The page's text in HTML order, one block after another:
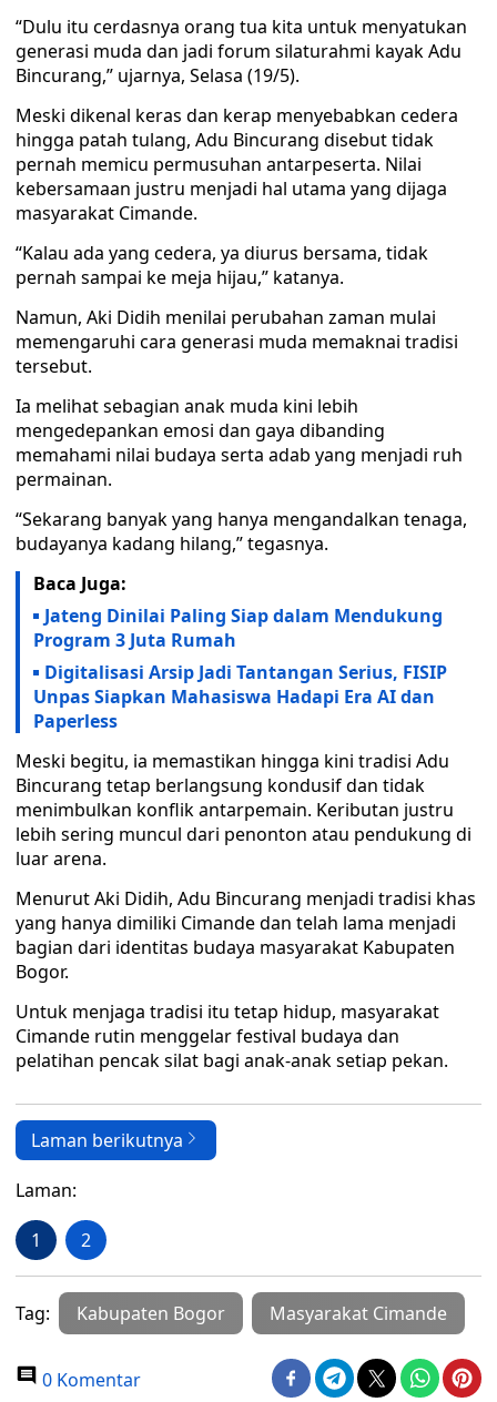
“Dulu itu cerdasnya orang tua kita untuk menyatukan
generasi muda dan jadi forum silaturahmi kayak Adu
Bincurang,” ujarnya, Selasa (19/5).
Meski dikenal keras dan kerap menyebabkan cedera
hingga patah tulang, Adu Bincurang disebut tidak
pernah memicu permusuhan antarpeserta. Nilai
kebersamaan justru menjadi hal utama yang dijaga
masyarakat Cimande.
“Kalau ada yang cedera, ya diurus bersama, tidak
pernah sampai ke meja hijau,” katanya.
Namun, Aki Didih menilai perubahan zaman mulai
memengaruhi cara generasi muda memaknai tradisi
tersebut.
Ia melihat sebagian anak muda kini lebih
mengedepankan emosi dan gaya dibanding
memahami nilai budaya serta adab yang menjadi ruh
permainan.
“Sekarang banyak yang hanya mengandalkan tenaga,
budayanya kadang hilang,” tegasnya.
Baca Juga:
Jateng Dinilai Paling Siap dalam Mendukung
Program 3 Juta Rumah
Digitalisasi Arsip Jadi Tantangan Serius, FISIP
Unpas Siapkan Mahasiswa Hadapi Era AI dan
Paperless
Meski begitu, ia memastikan hingga kini tradisi Adu
Bincurang tetap berlangsung kondusif dan tidak
menimbulkan konflik antarpemain. Keributan justru
lebih sering muncul dari penonton atau pendukung di
luar arena.
Menurut Aki Didih, Adu Bincurang menjadi tradisi khas
yang hanya dimiliki Cimande dan telah lama menjadi
bagian dari identitas budaya masyarakat Kabupaten
Bogor.
Untuk menjaga tradisi itu tetap hidup, masyarakat
Cimande rutin menggelar festival budaya dan
pelatihan pencak silat bagi anak-anak setiap pekan.
Laman berikutnya
Laman:
1 2
Tag: Kabupaten Bogor Masyarakat Cimande
0 Komentar